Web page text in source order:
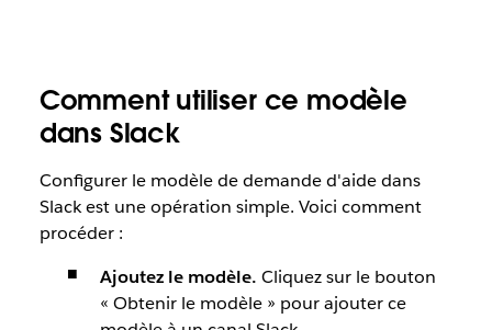
Comment utiliser ce modèle
dans Slack
Configurer le modèle de demande d'aide dans
Slack est une opération simple. Voici comment
procéder :
Ajoutez le modèle. Cliquez sur le bouton
« Obtenir le modèle » pour ajouter ce